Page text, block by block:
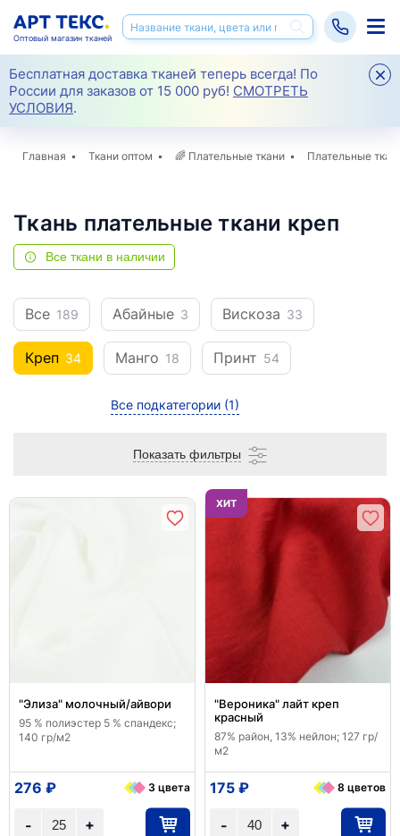
Бесплатная доставка тканей теперь всегда! По
России для заказов от 15 000 руб! СМОТРЕТЬ
УСЛОВИЯ.
Оптовый магазин тканей
Главная Ткани оптом 🌈 Плательные ткани Плательные
Ткань плательные ткани креп
Все ткани в наличии
Все 189 Абайные 3 Вискоза 33
Креп 34 Манго 18 Принт 54
Все подкатегории (1)
Показать фильтры
"Элиза" молочный/айвори
95 % полиэстер 5 % спандекс;
140 гр/м2
+
-
276 ₽ 3 цвета
ХИТ
"Вероника" лайт креп
красный
87% район, 13% нейлон; 127 гр/
м2
+
-
175 ₽ 8 цветов